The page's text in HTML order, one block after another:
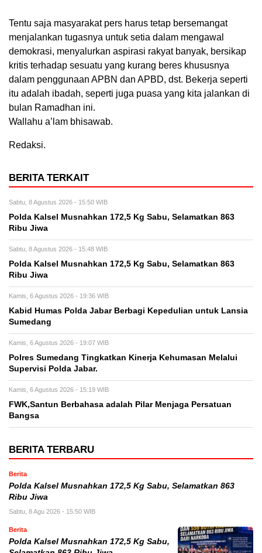
Tentu saja masyarakat pers harus tetap bersemangat
menjalankan tugasnya untuk setia dalam mengawal
demokrasi, menyalurkan aspirasi rakyat banyak, bersikap
kritis terhadap sesuatu yang kurang beres khususnya
dalam penggunaan APBN dan APBD, dst. Bekerja seperti
itu adalah ibadah, seperti juga puasa yang kita jalankan di
bulan Ramadhan ini.
Wallahu a’lam bhisawab.
Redaksi.
BERITA TERKAIT
Sabtu, 8 Agustus 2026 - 15:50 WIB
Polda Kalsel Musnahkan 172,5 Kg Sabu, Selamatkan 863
Ribu Jiwa
Sabtu, 8 Agustus 2026 - 15:48 WIB
Polda Kalsel Musnahkan 172,5 Kg Sabu, Selamatkan 863
Ribu Jiwa
Kamis, 6 Agustus 2026 - 19:36 WIB
Kabid Humas Polda Jabar Berbagi Kepedulian untuk Lansia
Sumedang
Kamis, 6 Agustus 2026 - 19:07 WIB
Polres Sumedang Tingkatkan Kinerja Kehumasan Melalui
Supervisi Polda Jabar.
Kamis, 6 Agustus 2026 - 15:19 WIB
FWK,Santun Berbahasa adalah Pilar Menjaga Persatuan
Bangsa
BERITA TERBARU
Berita
Polda Kalsel Musnahkan 172,5 Kg Sabu, Selamatkan 863
Ribu Jiwa
Sabtu, 8 Agu 2026 - 15:50 WIB
Berita
Polda Kalsel Musnahkan 172,5 Kg Sabu,